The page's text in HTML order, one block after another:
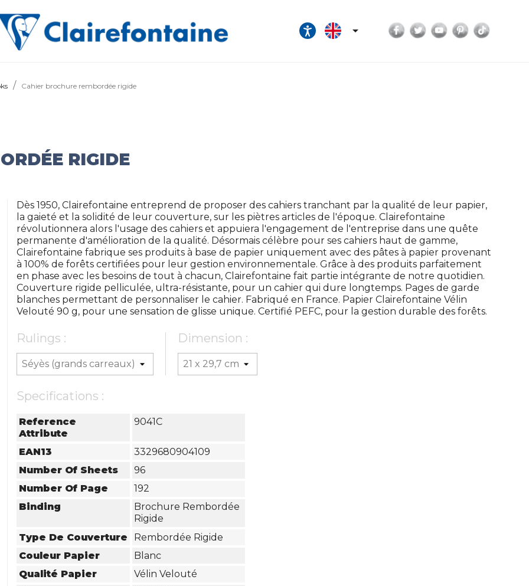
 Facebook
TwitterYouTubePinterest
Cahier brochure rembordée rigide
RIGIDE
Dès 1950, Clairefontaine entreprend de proposer des cahiers tranchant par la qualité de leur papier,
la gaieté et la solidité de leur couverture, sur les piètres articles de l'époque. Clairefontaine
révolutionnera alors l'usage des cahiers et appuiera l'engagement de l'entreprise dans une quête
permanente d'amélioration de la qualité. Désormais célèbre pour ses cahiers haut de gamme,
Clairefontaine fabrique ses produits à base de papier uniquement avec des pâtes à papier provenant
à 100% de forêts certifiées pour leur gestion environnementale. Grâce à des produits parfaitement
en phase avec les besoins de tout à chacun, Clairefontaine fait partie intégrante de notre quotidien.
Couverture rigide pelliculée, ultra-résistante, pour un cahier qui dure longtemps. Pages de garde
blanches permettant de personnaliser le cahier. Fabriqué en France. Papier Clairefontaine Vélin
Velouté 90 g, pour une sensation de glisse unique. Certifié PEFC, pour la gestion durable des forêts.
Rulings : Dimension :
Specifications :
Reference
Attribute
9041C
EAN13
3329680904109
Number Of Sheets
96
Number Of Page
192
Binding
Brochure Rembordée
Rigide
Type De Couverture
Rembordée Rigide
Couleur Papier
Blanc
Qualité Papier
Vélin Velouté